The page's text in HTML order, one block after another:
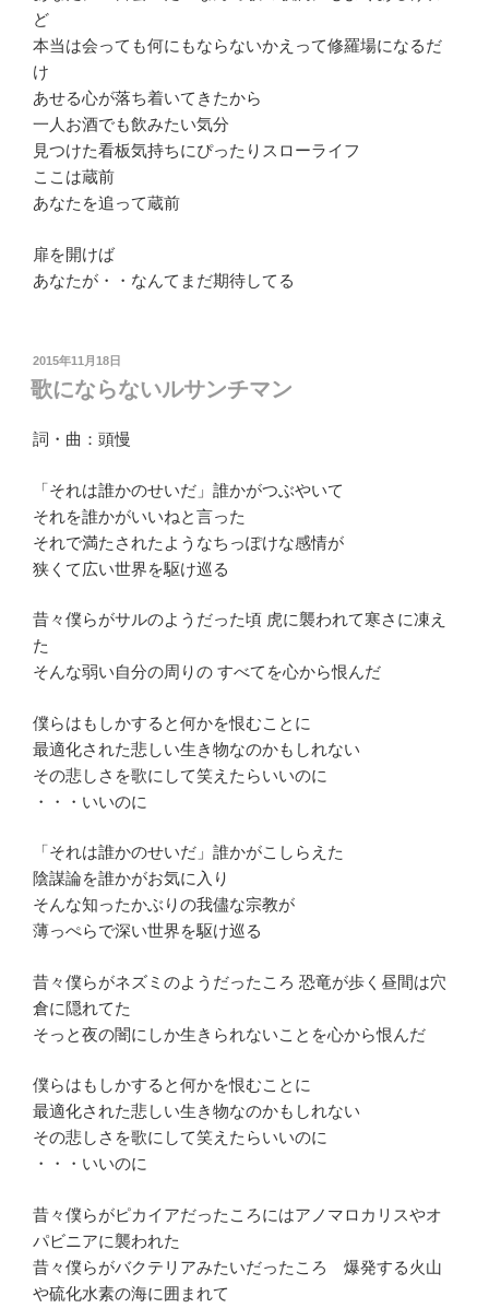
ど
本当は会っても何にもならないかえって修羅場になるだ
け
あせる心が落ち着いてきたから
一人お酒でも飲みたい気分
見つけた看板気持ちにぴったりスローライフ
ここは蔵前
あなたを追って蔵前
扉を開けば
あなたが・・なんてまだ期待してる
投
稿
日:
2015年11月18日
歌にならないルサンチマン
詞・曲：頭慢
「それは誰かのせいだ」誰かがつぶやいて
それを誰かがいいねと言った
それで満たされたようなちっぽけな感情が
狭くて広い世界を駆け巡る
昔々僕らがサルのようだった頃 虎に襲われて寒さに凍え
た
そんな弱い自分の周りの すべてを心から恨んだ
僕らはもしかすると何かを恨むことに
最適化された悲しい生き物なのかもしれない
その悲しさを歌にして笑えたらいいのに
・・・いいのに
「それは誰かのせいだ」誰かがこしらえた
陰謀論を誰かがお気に入り
そんな知ったかぶりの我儘な宗教が
薄っぺらで深い世界を駆け巡る
昔々僕らがネズミのようだったころ 恐竜が歩く昼間は穴
倉に隠れてた
そっと夜の闇にしか生きられないことを心から恨んだ
僕らはもしかすると何かを恨むことに
最適化された悲しい生き物なのかもしれない
その悲しさを歌にして笑えたらいいのに
・・・いいのに
昔々僕らがピカイアだったころにはアノマロカリスやオ
パビニアに襲われた
昔々僕らがバクテリアみたいだったころ 爆発する火山
や硫化水素の海に囲まれて